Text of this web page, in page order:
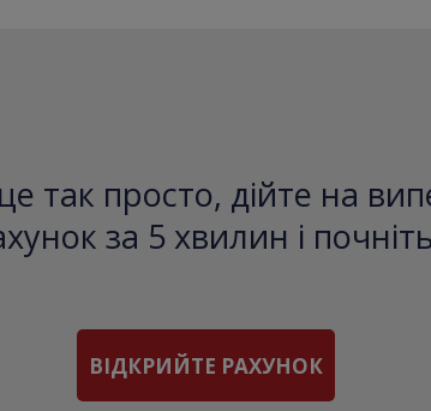
так просто, дійте на
за 5 хвилин і
ВІДКРИЙТЕ РАХУНОК